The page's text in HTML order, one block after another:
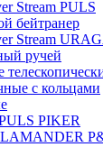
Stream PULS
бейтранер
Stream
ручей
с кольцами
PIKER